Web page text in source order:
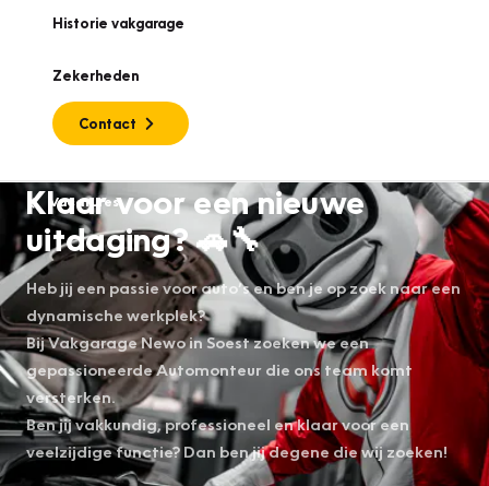
Historie vakgarage
Zekerheden
Contact
Vacatures
Klaar voor een nieuwe
uitdaging? 🚗🔧
Heb jij een passie voor auto’s en ben je op zoek naar een
dynamische werkplek?
Bij Vakgarage Newo in Soest zoeken we een
gepassioneerde Automonteur die ons team komt
versterken.
Ben jij vakkundig, professioneel en klaar voor een
veelzijdige functie? Dan ben jij degene die wij zoeken!